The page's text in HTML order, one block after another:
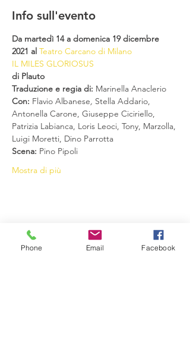
Info sull'evento
Da martedì 14 a domenica 19 dicembre
2021 al Teatro Carcano di Milano
IL MILES GLORIOSUS
di Plauto
Traduzione e regia di: Marinella Anaclerio
Con: Flavio Albanese, Stella Addario,
Antonella Carone, Giuseppe Ciciriello,
Patrizia Labianca, Loris Leoci, Tony, Marzolla,
Luigi Moretti, Dino Parrotta
Scena: Pino Pipoli
Mostra di più
Condividi questo evento
Phone Email Facebook